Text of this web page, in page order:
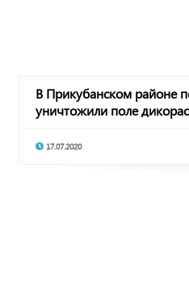
В Прикубанском районе
уничтожили поле
17.07.2020